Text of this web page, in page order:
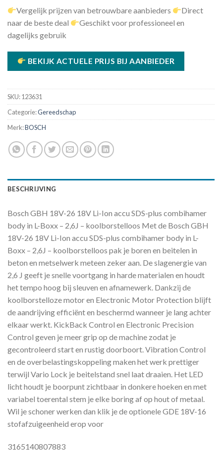
Vergelijk prijzen van betrouwbare aanbieders
Direct
naar de beste deal
Geschikt voor professioneel en
dagelijks gebruik
BEKIJK ACTUELE PRIJS BIJ AANBIEDER
SKU:123631
Categorie:Gereedschap
Merk:BOSCH
BESCHRIJVING
Bosch GBH 18V-26 18V Li-Ion accu SDS-plus combihamer
body in L-Boxx – 2,6J – koolborstelloos Met de Bosch GBH
18V-26 18V Li-Ion accu SDS-plus combihamer body in L-
Boxx – 2,6J – koolborstelloos pak je boren en beitelen in
beton en metselwerk meteen zeker aan. De slagenergie van
2,6 J geeft je snelle voortgang in harde materialen en houdt
het tempo hoog bij sleuven en afnamewerk. Dankzij de
koolborstelloze motor en Electronic Motor Protection blijft
de aandrijving efficiënt en beschermd wanneer je lang achter
elkaar werkt. KickBack Control en Electronic Precision
Control geven je meer grip op de machine zodat je
gecontroleerd start en rustig doorboort. Vibration Control
en de overbelastingskoppeling maken het werk prettiger
terwijl Vario Lock je beitelstand snel laat draaien. Het LED
licht houdt je boorpunt zichtbaar in donkere hoeken en met
variabel toerental stem je elke boring af op hout of metaal.
Wil je schoner werken dan klik je de optionele GDE 18V-16
stofafzuigeenheid erop voor
3165140807883